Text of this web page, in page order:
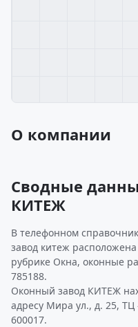
О компании
Сводные
КИТЕЖ
В телефонном
завод китеж
рубрике Окна, оконные
785188.
Оконный завод КИТЕЖ
адресу Мира ул., д. 25,
600017.